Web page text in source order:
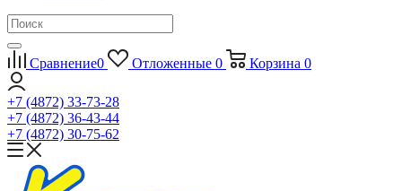
Сравнение0 Отложенные 0 Корзина 0
+7 (4872) 33-73-28
+7 (4872) 36-43-44
+7 (4872) 30-75-62